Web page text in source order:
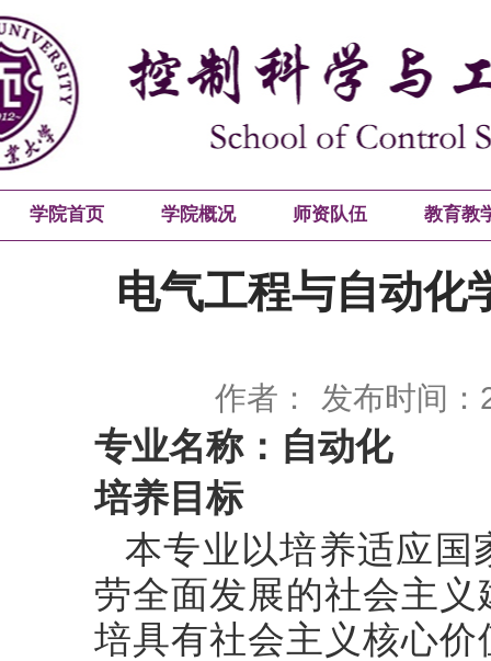
学院首页 学院概况 师资队伍 教育教
电气工程与自动
作者： 发布时间：
专业名称：自动化
培养目标
本专业以培养适应国
劳全面发展的社会主
培具有社会主义核心